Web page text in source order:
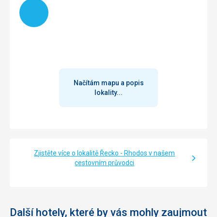
stačit..Opět srovnávám s předchozí dovolenou ve 4*
hotelu, kde se nám nic podobného za 2* 10 dní , kdy jsme
byli na této dovolené, nestalo.
Načítám
Načítám mapu a popis
lokality...
Zjistěte více o lokalitě Řecko - Rhodos v našem
cestovním průvodci
Další hotely, které by vás mohly zaujmout